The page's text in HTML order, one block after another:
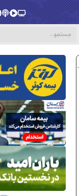
پخش‌زندهویدیو
پادکستگالری